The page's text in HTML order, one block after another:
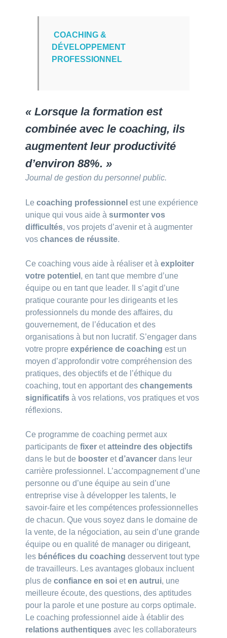
COACHING &
DÉVELOPPEMENT
PROFESSIONNEL
« Lorsque la formation est
combinée avec le coaching, ils
augmentent leur productivité
d’environ 88%. »
Journal de gestion du personnel public.
Lecoaching professionnel est une expérience
unique qui vous aide àsurmonter vos
difficultés, vos projets d’avenir et à augmenter
voschances de réussite.
Ce coaching vous aide à réaliser et àexploiter
votre potentiel , en tant que membre d’une
équipe ou en tant que leader. Il s’agit d’une
pratique courante pour les dirigeants et les
professionnels du monde des affaires, du
gouvernement, de l’éducation et des
organisations à but non lucratif. S’engager dans
votre propreexpérience de coaching est un
moyen d’approfondir votre compréhension des
pratiques, des objectifs et de l’éthique du
coaching, tout en apportant deschangements
significatifs à vos relations, vos pratiques et vos
réflexions.
Ce programme de coaching permet aux
participants defixer etatteindre des objectifs
dans le but de booster etd’avancer dans leur
carrière professionnel. L’accompagnement d’une
personne ou d’une équipe au sein d’une
entreprise vise à développer les talents, le
savoir-faire et les compétences professionnelles
de chacun. Que vous soyez dans le domaine de
la vente, de la négociation, au sein d’une grande
équipe ou en qualité de manager ou dirigeant,
les bénéfices du coaching desservent tout type
de travailleurs. Les avantages globaux incluent
plus deconfiance en soi eten autrui, une
meilleure écoute, des questions, des aptitudes
pour la parole et une posture au corps optimale.
Le coaching professionnel aide à établir des
relations authentiques avec les collaborateurs